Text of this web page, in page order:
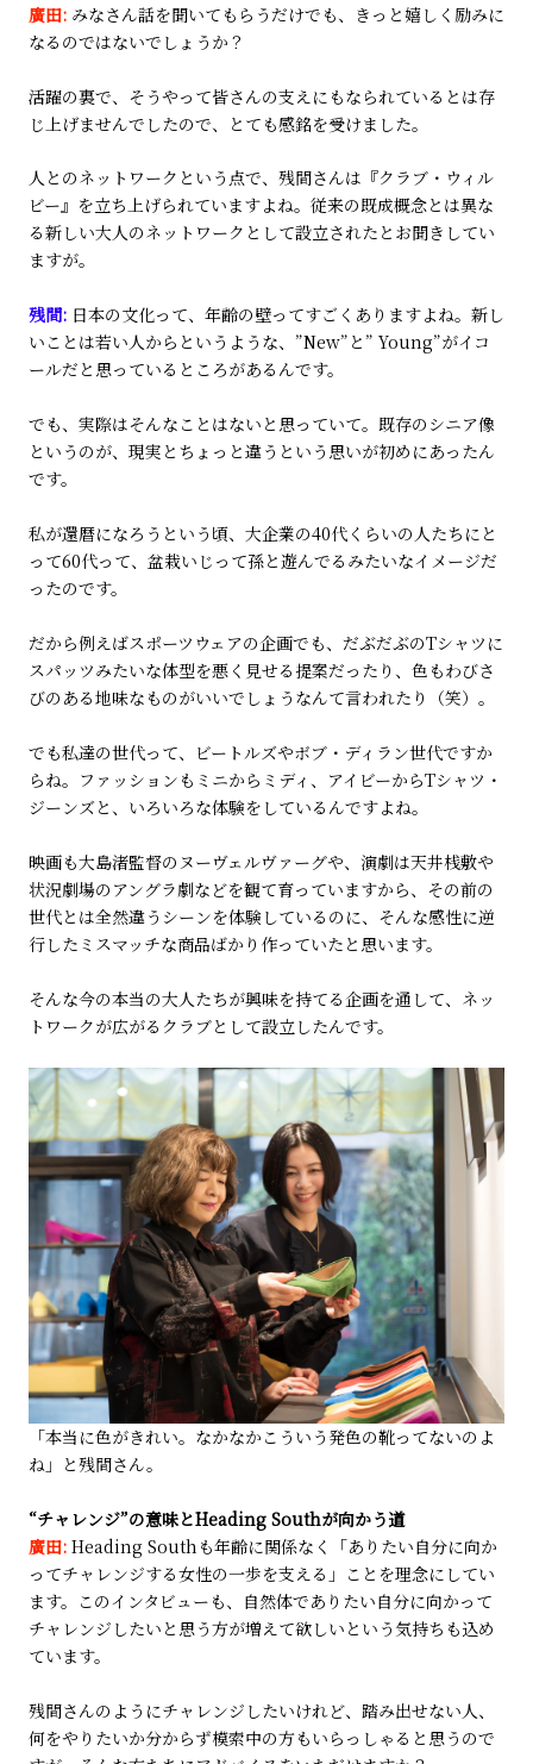
廣田: みなさん話を聞いてもらうだけでも、きっと嬉しく励みに
なるのではないでしょうか？
活躍の裏で、そうやって皆さんの支えにもなられているとは存
じ上げませんでしたので、とても感銘を受けました。
人とのネットワークという点で、残間さんは『クラブ・ウィル
ビー』を立ち上げられていますよね。従来の既成概念とは異な
る新しい大人のネットワークとして設立されたとお聞きしてい
ますが。
残間: 日本の文化って、年齢の壁ってすごくありますよね。新し
いことは若い人からというような、”New”と” Young”がイコ
ールだと思っているところがあるんです。
でも、実際はそんなことはないと思っていて。既存のシニア像
というのが、現実とちょっと違うという思いが初めにあったん
です。
私が還暦になろうという頃、大企業の40代くらいの人たちにと
って60代って、盆栽いじって孫と遊んでるみたいなイメージだ
ったのです。
だから例えばスポーツウェアの企画でも、だぶだぶのTシャツに
スパッツみたいな体型を悪く見せる提案だったり、色もわびさ
びのある地味なものがいいでしょうなんて言われたり（笑）。
でも私達の世代って、ビートルズやボブ・ディラン世代ですか
らね。ファッションもミニからミディ、アイビーからTシャツ・
ジーンズと、いろいろな体験をしているんですよね。
映画も大島渚監督のヌーヴェルヴァーグや、演劇は天井桟敷や
状況劇場のアングラ劇などを観て育っていますから、その前の
世代とは全然違うシーンを体験しているのに、そんな感性に逆
行したミスマッチな商品ばかり作っていたと思います。
そんな今の本当の大人たちが興味を持てる企画を通して、ネッ
トワークが広がるクラブとして設立したんです。
「本当に色がきれい。なかなかこういう発色の靴ってないのよ
ね」と残間さん。
“チャレンジ”の意味とHeading Southが向かう道
廣田: Heading Southも年齢に関係なく「ありたい自分に向か
ってチャレンジする女性の一歩を支える」ことを理念にしてい
ます。このインタビューも、自然体でありたい自分に向かって
チャレンジしたいと思う方が増えて欲しいという気持ちも込め
ています。
残間さんのようにチャレンジしたいけれど、踏み出せない人、
何をやりたいか分からず模索中の方もいらっしゃると思うので